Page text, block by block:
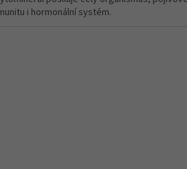
i hormonální systém.